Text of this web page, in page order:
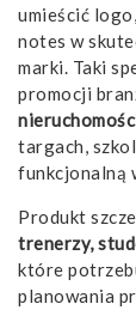
umieścić
notes w
marki. Taki
promocji
targach,
funkcjonalną
Produkt
trenerzy,
które
planowania